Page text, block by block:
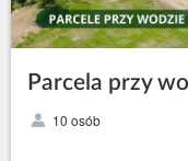
Parcela przy
10 osób